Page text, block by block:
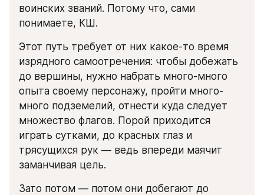
воинских званий. Потому что, сами
понимаете, КШ.
Этот путь требует от них какое-то время
изрядного самоотречения: чтобы добежать
до вершины, нужно набрать много-много
опыта своему персонажу, пройти много-
много подземелий, отнести куда следует
множество флагов. Порой приходится
играть сутками, до красных глаз и
трясущихся рук — ведь впереди маячит
заманчивая цель.
Зато потом — потом они добегают до